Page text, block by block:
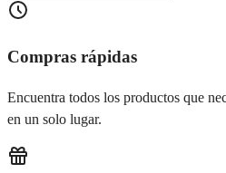
Compras rápidas
Encuentra todos los productos que
en un solo lugar.